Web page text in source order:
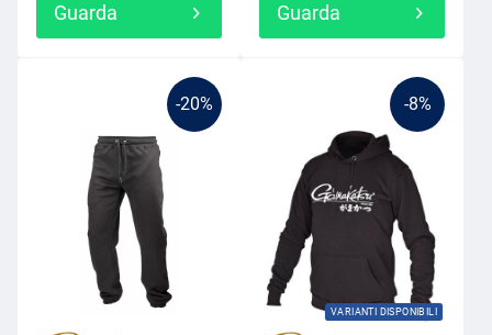
Guarda Guarda
-20% -8%
VARIANTI DISPONIBILI